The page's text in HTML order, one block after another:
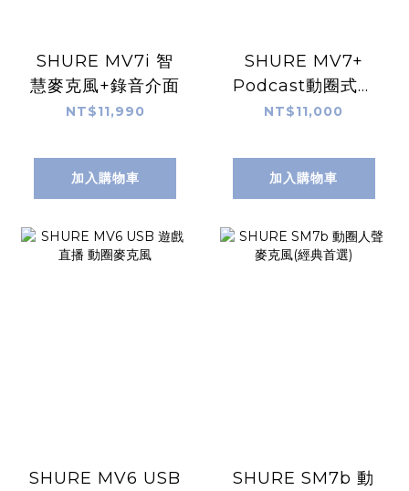
SHURE MV7i 智
慧麥克風+錄音介面
NT$11,990
加入購物車
SHURE MV7+
Podcast動圈式麥
克風專業腳架組
NT$11,000
加入購物車
SHURE MV6 USB
SHURE SM7b 動